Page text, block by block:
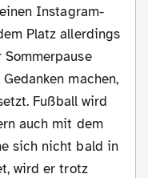
Instagram-
Platz allerdings
machen,
Fußball wird
auch mit dem
sich nicht bald in
wird er trotz